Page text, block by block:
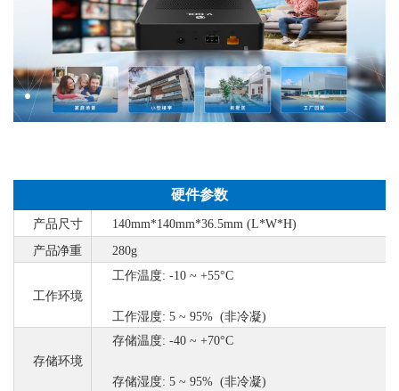
硬件参数
产品尺寸
140mm*140mm*36.5mm (L*W*H)
产品净重
280g
工作环境
工作温度: -10 ~ +55°C
工作湿度: 5 ~ 95% (非冷凝)
存储环境
存储温度: -40 ~ +70°C
存储湿度: 5 ~ 95% (非冷凝)